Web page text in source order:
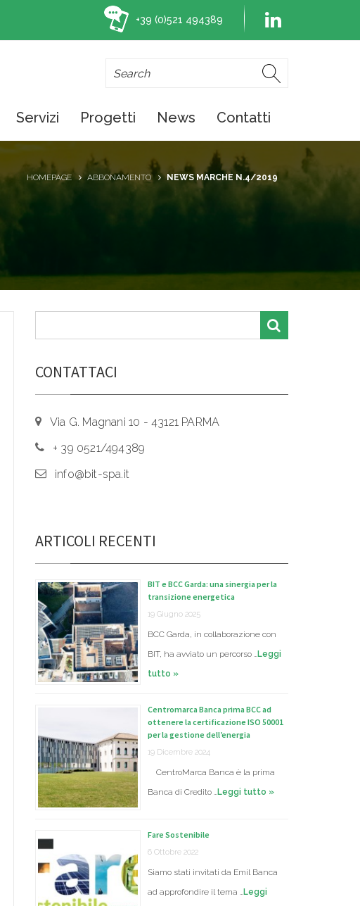
+39 (0)521 494389
Servizi Progetti News Contatti
HOMEPAGE ABBONAMENTO NEWS MARCHE N.4/2019
CONTATTACI
Via G. Magnani 10 - 43121 PARMA
+ 39 0521/494389
info@bit-spa.it
ARTICOLI RECENTI
BIT e BCC Garda: una sinergia per la
transizione energetica
19 Giugno 2025
BCC Garda, in collaborazione con
BIT, ha avviato un percorso …Leggi
tutto »
Centromarca Banca prima BCC ad
ottenere la certificazione ISO 50001
per la gestione dell’energia
19 Dicembre 2024
CentroMarca Banca è la prima
Banca di Credito …Leggi tutto »
Fare Sostenibile
6 Ottobre 2022
Siamo stati invitati da Emil Banca
ad approfondire il tema …Leggi